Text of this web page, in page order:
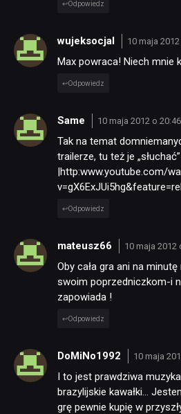
Odpowiedz
wujeksocjal 10 maja
Max powraca! Niech mnie
Odpowiedz
Same 10 maja 2012 o 20:46
Tak na temat
trailerze, tu też je
|http:www.youtube.com/
Odpowiedz
mateusz66 10 maja 2012
Oby cała gra ani na
swoim poprzedniczkom-i
zapowiada !
Odpowiedz
DoMiNo1992 10 maja
I to jest prawdziwa
brazylijskie kawałki…
grę pewnie kupię w